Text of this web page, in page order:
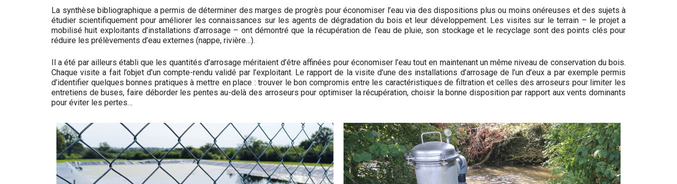
La synthèse bibliographique a permis de déterminer des marges de progrès pour économiser l’eau via des dispositions plus ou moins onéreuses et des sujets à
étudier scientifiquement pour améliorer les connaissances sur les agents de dégradation du bois et leur développement. Les visites sur le terrain – le projet a
mobilisé huit exploitants d’installations d’arrosage – ont démontré que la récupération de l’eau de pluie, son stockage et le recyclage sont des points clés pour
réduire les prélèvements d’eau externes (nappe, rivière…).
Il a été par ailleurs établi que les quantités d’arrosage méritaient d’être affinées pour économiser l’eau tout en maintenant un même niveau de conservation du bois.
Chaque visite a fait l’objet d’un compte-rendu validé par l’exploitant. Le rapport de la visite d’une des installations d’arrosage de l’un d’eux a par exemple permis
d’identifier quelques bonnes pratiques à mettre en place : trouver le bon compromis entre les caractéristiques de filtration et celles des arroseurs pour limiter les
entretiens de buses, faire déborder les pentes au-delà des arroseurs pour optimiser la récupération, choisir la bonne disposition par rapport aux vents dominants
pour éviter les pertes…